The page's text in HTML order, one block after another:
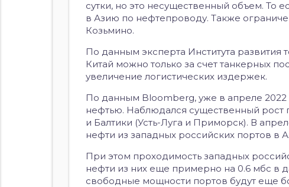
сутки, но это несущественный объем. То
в Азию по нефтепроводу. Также
Козьмино.
По данным эксперта Института развития
Китай можно только за счет танкерных
увеличение логистических издержек.
По данным Bloomberg, уже в апреле
нефтью. Наблюдался существенный рост
и Балтики (Усть-Луга и Приморск). В
нефти из западных российских портов в
При этом проходимость западных
нефти из них еще примерно на 0.6 мбс в
свободные мощности портов будут еще